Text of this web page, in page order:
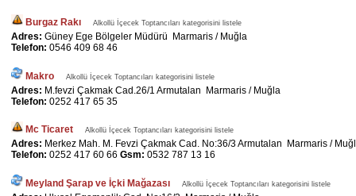
Burgaz Rakı Alkollü İçecek Toptancıları kategorisini listele
Adres: Güney Ege Bölgeler Müdürü Marmaris / Muğla
Telefon: 0546 409 68 46
Makro Alkollü İçecek Toptancıları kategorisini listele
Adres: M.fevzi Çakmak Cad.26/1 Armutalan Marmaris / Muğla
Telefon: 0252 417 65 35
Mc Ticaret Alkollü İçecek Toptancıları kategorisini listele
Adres: Merkez Mah. M. Fevzi Çakmak Cad. No:36/3 Armutalan Marmaris /
Telefon: 0252 417 60 66 Gsm: 0532 787 13 16
Meyland Şarap ve İçki Mağazası Alkollü İçecek Toptancıları kategorisini listele